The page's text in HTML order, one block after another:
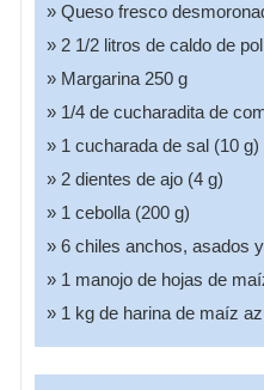
Queso fresco
2 1/2 litros de caldo de
Margarina 250 g
1/4 de cucharadita de
1 cucharada de sal (10 g)
2 dientes de ajo (4 g)
1 cebolla (200 g)
6 chiles anchos, asados
1 manojo de hojas de
1 kg de harina de maíz